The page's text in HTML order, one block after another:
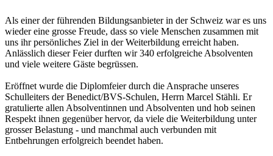
Als einer der führenden Bildungsanbieter in der Schweiz war es uns
wieder eine grosse Freude, dass so viele Menschen zusammen mit
uns ihr persönliches Ziel in der Weiterbildung erreicht haben.
Anlässlich dieser Feier durften wir 340 erfolgreiche Absolventen
und viele weitere Gäste begrüssen.
Eröffnet wurde die Diplomfeier durch die Ansprache unseres
Schulleiters der Benedict/BVS-Schulen, Herrn Marcel Stähli. Er
gratulierte allen Absolventinnen und Absolventen und hob seinen
Respekt ihnen gegenüber hervor, da viele die Weiterbildung unter
grosser Belastung - und manchmal auch verbunden mit
Entbehrungen erfolgreich beendet haben.